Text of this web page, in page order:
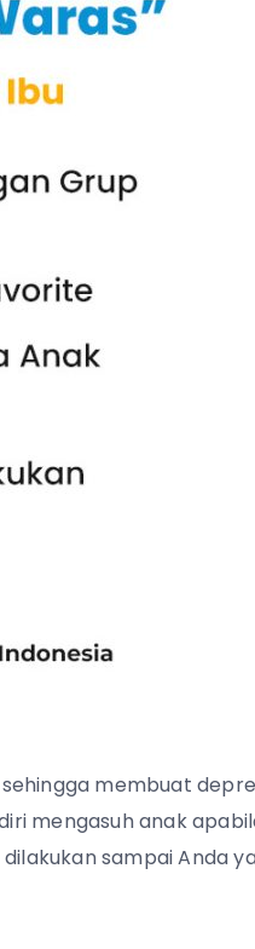
membuat
mengasuh anak
sampai Anda